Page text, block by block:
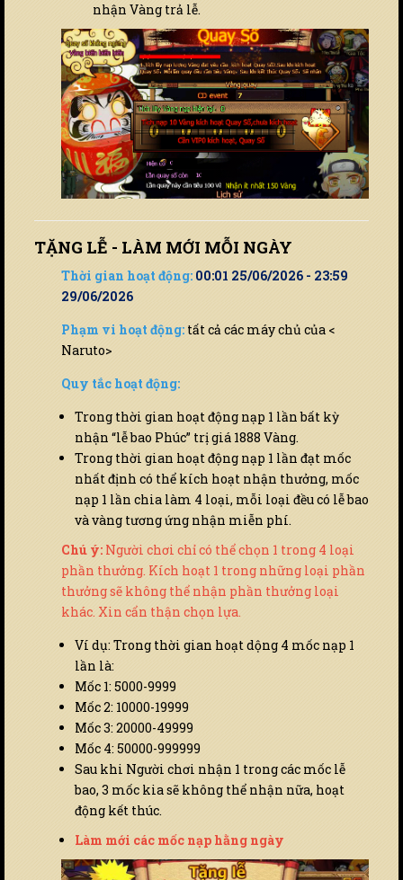
nhận Vàng trả lễ.
TẶNG LỄ - LÀM MỚI MỖI NGÀY
Thời gian hoạt động: 00:01 25/06/2026 - 23:59
29/06/2026
Phạm vi hoạt động: tất cả các máy chủ của <
Naruto>
Quy tắc hoạt động:
Trong thời gian hoạt động nạp 1 lần bất kỳ
nhận “lễ bao Phúc” trị giá 1888 Vàng.
Trong thời gian hoạt động nạp 1 lần đạt mốc
nhất định có thể kích hoạt nhận thưởng, mốc
nạp 1 lần chia làm 4 loại, mỗi loại đều có lễ bao
và vàng tương ứng nhận miễn phí.
Chú ý: Người chơi chỉ có thể chọn 1 trong 4 loại
phần thưởng. Kích hoạt 1 trong những loại phần
thưởng sẽ không thể nhận phần thưởng loại
khác. Xin cẩn thận chọn lựa.
Ví dụ: Trong thời gian hoạt dộng 4 mốc nạp 1
lần là:
Mốc 1: 5000-9999
Mốc 2: 10000-19999
Mốc 3: 20000-49999
Mốc 4: 50000-999999
Sau khi Người chơi nhận 1 trong các mốc lễ
bao, 3 mốc kia sẽ không thể nhận nữa, hoạt
động kết thúc.
Làm mới các mốc nạp hằng ngày